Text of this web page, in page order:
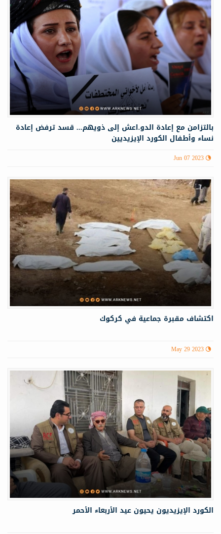
بالتزامن مع إعادة الدو.اعش إلى ذويهم... قسد ترفض إعادة
نساء وأطفال الكورد الإيزيديين
Jun 07 2023
اكتشاف مقبرة جماعية في كركوك
May 29 2023
الكورد الإيزيديون يحيون عيد الأربعاء الأحمر